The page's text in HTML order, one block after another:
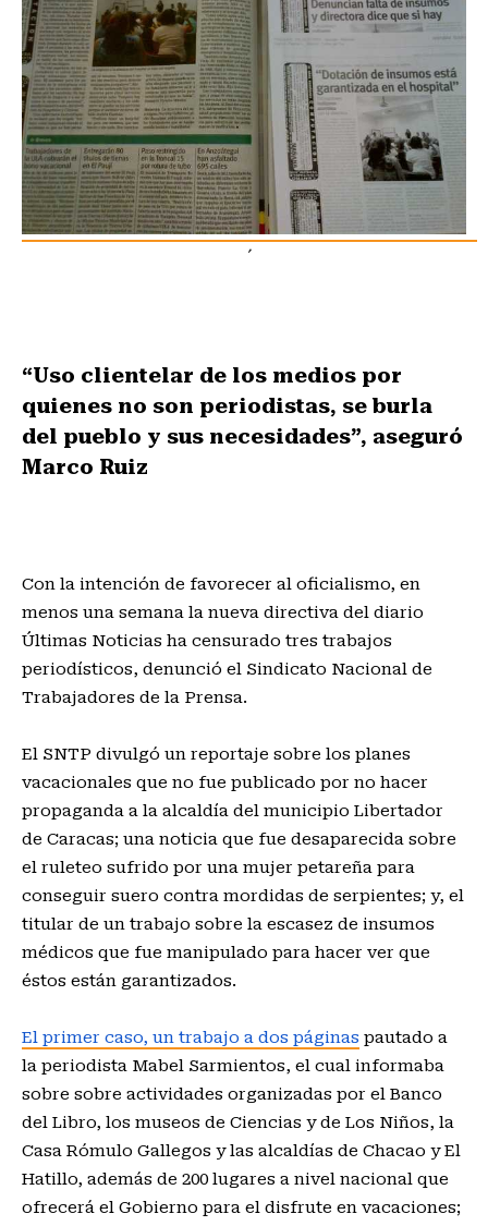
“Uso clientelar de los medios por
quienes no son periodistas, se burla
del pueblo y sus necesidades”, aseguró
Marco Ruiz
Con la intención de favorecer al oficialismo, en
menos una semana la nueva directiva del diario
Últimas Noticias ha censurado tres trabajos
periodísticos, denunció el Sindicato Nacional de
Trabajadores de la Prensa.
El SNTP divulgó un reportaje sobre los planes
vacacionales que no fue publicado por no hacer
propaganda a la alcaldía del municipio Libertador
de Caracas; una noticia que fue desaparecida sobre
el ruleteo sufrido por una mujer petareña para
conseguir suero contra mordidas de serpientes; y, el
titular de un trabajo sobre la escasez de insumos
médicos que fue manipulado para hacer ver que
éstos están garantizados.
El primer caso, un trabajo a dos páginas pautado a
la periodista Mabel Sarmientos, el cual informaba
sobre sobre actividades organizadas por el Banco
del Libro, los museos de Ciencias y de Los Niños, la
Casa Rómulo Gallegos y las alcaldías de Chacao y El
Hatillo, además de 200 lugares a nivel nacional que
ofrecerá el Gobierno para el disfrute en vacaciones;